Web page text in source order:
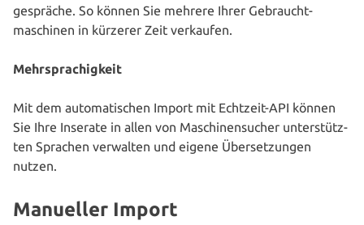
ge­sprä­che. So können Sie mehrere Ihrer Gebraucht­
maschinen in kürzerer Zeit verkaufen.
Mehr­spra­chig­keit
Mit dem auto­ma­ti­schen Import mit Echtzeit-API können
Sie Ihre Inserate in allen von Maschinen­sucher unter­stütz­
ten Sprachen verwalten und eigene Über­set­zun­gen
nutzen.
Manueller Import